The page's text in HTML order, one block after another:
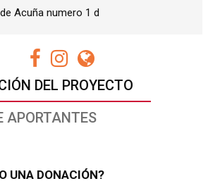
DEL PROYECTO
APORTANTES
UNA DONACIÓN?
Acuña numero 1 d